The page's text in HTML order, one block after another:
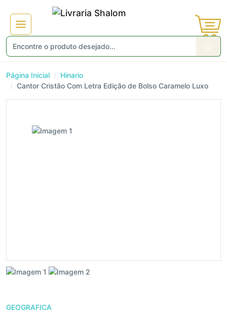
Página Inicial
Hinario
Cantor Cristão Com Letra Edição de Bolso Caramelo Luxo
GEOGRAFICA